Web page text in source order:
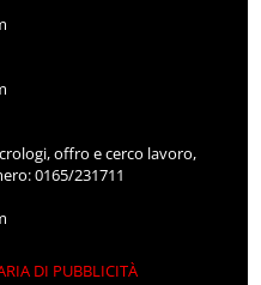
offro e cerco lavoro,
0165/231711
DI PUBBLICITÀ